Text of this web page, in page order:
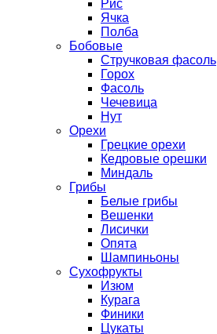
Рис
Ячка
Полба
Бобовые
Стручковая фасоль
Горох
Фасоль
Чечевица
Нут
Орехи
Грецкие орехи
Кедровые орешки
Миндаль
Грибы
Белые грибы
Вешенки
Лисички
Опята
Шампиньоны
Сухофрукты
Изюм
Курага
Финики
Цукаты